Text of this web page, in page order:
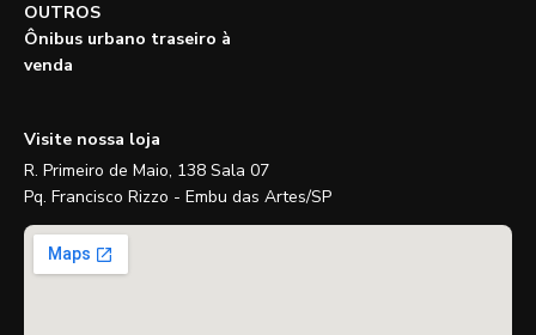
OUTROS
Ônibus urbano traseiro à
venda
Visite nossa loja
R. Primeiro de Maio, 138 Sala 07
Pq. Francisco Rizzo - Embu das Artes/SP